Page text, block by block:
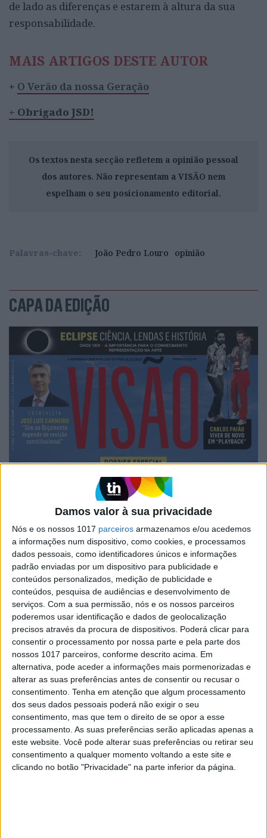
Damos valor à sua privacidade
Nós e os nossos 1017 parceiros armazenamos e/ou acedemos
a informações num dispositivo, como cookies, e processamos
dados pessoais, como identificadores únicos e informações
padrão enviadas por um dispositivo para publicidade e
conteúdos personalizados, medição de publicidade e
conteúdos, pesquisa de audiências e desenvolvimento de
serviços. Com a sua permissão, nós e os nossos parceiros
poderemos usar identificação e dados de geolocalização
precisos através da procura de dispositivos. Poderá clicar para
consentir o processamento por nossa parte e pela parte dos
nossos 1017 parceiros, conforme descrito acima. Em
alternativa, pode aceder a informações mais pormenorizadas e
alterar as suas preferências antes de consentir ou recusar o
consentimento. Tenha em atenção que algum processamento
dos seus dados pessoais poderá não exigir o seu
consentimento, mas que tem o direito de se opor a esse
processamento. As suas preferências serão aplicadas apenas a
este website. Você pode alterar suas preferências ou retirar seu
consentimento a qualquer momento voltando a este site e
clicando no botão "Privacidade" na parte inferior da página.
de lado as diferenças e estarem à altura da sua
responsabilidade.
MAIS ARTIGOS DESTE AUTOR
+ O Verão da nossa Geração
+ Obrigado JSD!
Os textos nesta secção refletem a opinião pessoal
dos autores. Não representam a VISÃO nem
espelham o seu posicionamento editorial.
Palavras-chave: João Pedro Louro opinião
CAPA DA EDIÇÃO
EDIÇÃO 1744